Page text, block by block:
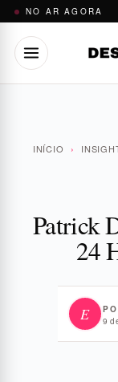
Pular
conteúdo
NO AR AGORA
INÍCIO ›
Patrick
24
E 9